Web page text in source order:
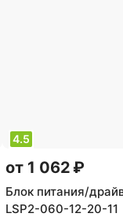
4.5
от 1 062 ₽
Блок питания/
LSP2-060-12-20-11